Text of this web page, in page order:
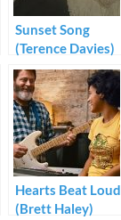
Sunset Song
(Terence Davies)
Hearts Beat Loud
(Brett Haley)